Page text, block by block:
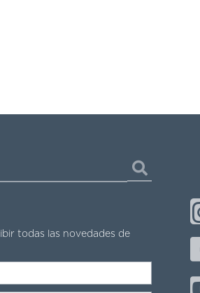
todas las novedades de